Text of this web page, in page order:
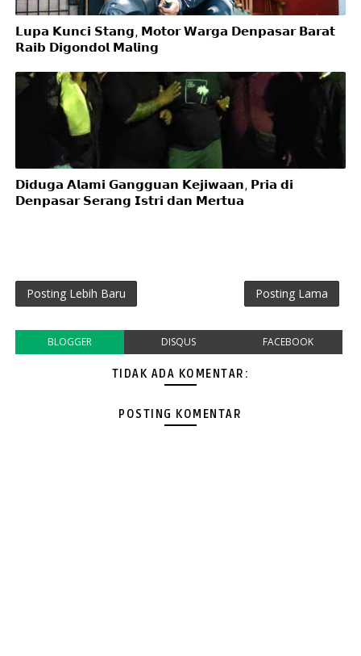
𝗟𝘂𝗽𝗮 𝗞𝘂𝗻𝗰𝗶 𝗦𝘁𝗮𝗻𝗴, 𝗠𝗼𝘁𝗼𝗿 𝗪𝗮𝗿𝗴𝗮 𝗗𝗲𝗻𝗽𝗮𝘀𝗮𝗿 𝗕𝗮𝗿𝗮𝘁
𝗥𝗮𝗶𝗯 𝗗𝗶𝗴𝗼𝗻𝗱𝗼𝗹 𝗠𝗮𝗹𝗶𝗻𝗴
𝗗𝗶𝗱𝘂𝗴𝗮 𝗔𝗹𝗮𝗺𝗶 𝗚𝗮𝗻𝗴𝗴𝘂𝗮𝗻 𝗞𝗲𝗷𝗶𝘄𝗮𝗮𝗻, 𝗣𝗿𝗶𝗮 𝗱𝗶
𝗗𝗲𝗻𝗽𝗮𝘀𝗮𝗿 𝗦𝗲𝗿𝗮𝗻𝗴 𝗜𝘀𝘁𝗿𝗶 𝗱𝗮𝗻 𝗠𝗲𝗿𝘁𝘂𝗮
Posting Lebih Baru Posting Lama
BLOGGER DISQUS FACEBOOK
TIDAK ADA KOMENTAR:
POSTING KOMENTAR